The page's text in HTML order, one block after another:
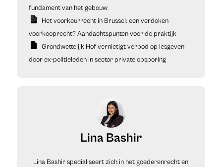
fundament van het gebouw
Het voorkeurrecht in Brussel: een verdoken
voorkooprecht? Aandachtspunten voor de praktijk
Grondwettelijk Hof vernietigt verbod op lesgeven
door ex-politieleden in sector private opsporing
Lina Bashir
Lina Bashir specialiseert zich in het goederenrecht en